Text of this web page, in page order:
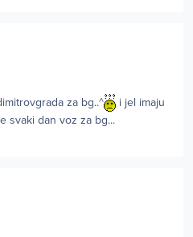
za bg..^
i jel imaju
svaki dan voz za bg...